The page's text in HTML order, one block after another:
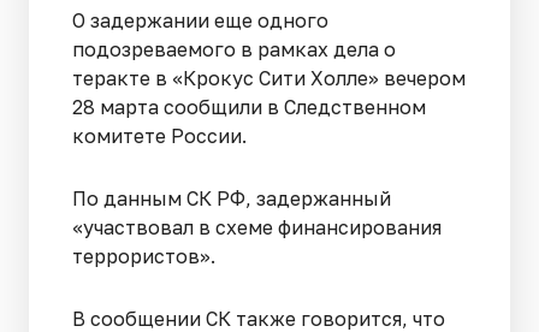
О задержании еще одного
подозреваемого в рамках дела о
теракте в «Крокус Сити Холле» вечером
28 марта сообщили в Следственном
комитете России.
По данным СК РФ, задержанный
«участвовал в схеме финансирования
террористов».
В сообщении СК также говорится, что